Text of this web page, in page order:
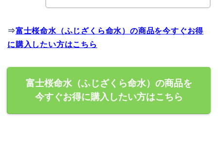
⇒富士桜命水（ふじざくら命水）の商品を今すぐお得
に購入したい方はこちら
富士桜命水（ふじざくら命水）の商品を
今すぐお得に購入したい方はこちら